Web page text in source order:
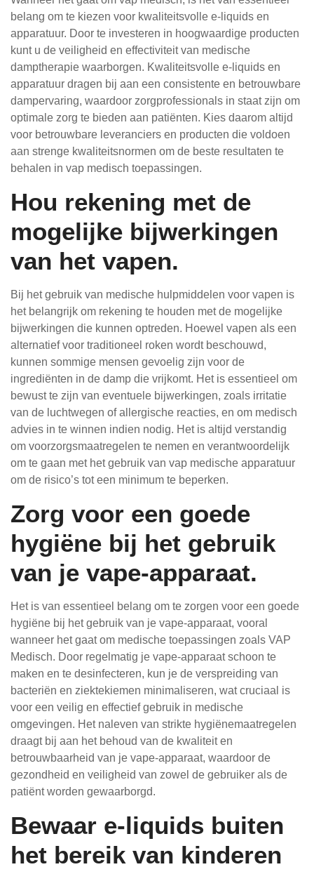
belang om te kiezen voor kwaliteitsvolle e-liquids en
apparatuur. Door te investeren in hoogwaardige producten
kunt u de veiligheid en effectiviteit van medische
damptherapie waarborgen. Kwaliteitsvolle e-liquids en
apparatuur dragen bij aan een consistente en betrouwbare
dampervaring, waardoor zorgprofessionals in staat zijn om
optimale zorg te bieden aan patiënten. Kies daarom altijd
voor betrouwbare leveranciers en producten die voldoen
aan strenge kwaliteitsnormen om de beste resultaten te
behalen in vap medisch toepassingen.
Hou rekening met de
mogelijke bijwerkingen
van het vapen.
Bij het gebruik van medische hulpmiddelen voor vapen is
het belangrijk om rekening te houden met de mogelijke
bijwerkingen die kunnen optreden. Hoewel vapen als een
alternatief voor traditioneel roken wordt beschouwd,
kunnen sommige mensen gevoelig zijn voor de
ingrediënten in de damp die vrijkomt. Het is essentieel om
bewust te zijn van eventuele bijwerkingen, zoals irritatie
van de luchtwegen of allergische reacties, en om medisch
advies in te winnen indien nodig. Het is altijd verstandig
om voorzorgsmaatregelen te nemen en verantwoordelijk
om te gaan met het gebruik van vap medische apparatuur
om de risico’s tot een minimum te beperken.
Zorg voor een goede
hygiëne bij het gebruik
van je vape-apparaat.
Het is van essentieel belang om te zorgen voor een goede
hygiëne bij het gebruik van je vape-apparaat, vooral
wanneer het gaat om medische toepassingen zoals VAP
Medisch. Door regelmatig je vape-apparaat schoon te
maken en te desinfecteren, kun je de verspreiding van
bacteriën en ziektekiemen minimaliseren, wat cruciaal is
voor een veilig en effectief gebruik in medische
omgevingen. Het naleven van strikte hygiënemaatregelen
draagt bij aan het behoud van de kwaliteit en
betrouwbaarheid van je vape-apparaat, waardoor de
gezondheid en veiligheid van zowel de gebruiker als de
patiënt worden gewaarborgd.
Bewaar e-liquids buiten
het bereik van kinderen